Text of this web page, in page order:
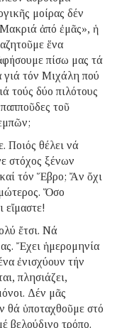
μοίρας δέν
ἀπό ἐμᾶς», ἡ
ἕνα
πίσω μας τά
γιά τόν Μιχάλη πού
τούς δύο πιλότους
τοῦ
Ποιός θέλει νά
στόχος ξένων
τόν Ἕβρο; Ἄν ὄχι
Ὅσο
εἴμαστε!
ἔτσι. Νά
Ἔχει ἡμερομηνία
ἐνισχύουν τήν
πλησιάζει,
Δέν μᾶς
θά ὑποταχθοῦμε στό
βελούδινο τρόπο.